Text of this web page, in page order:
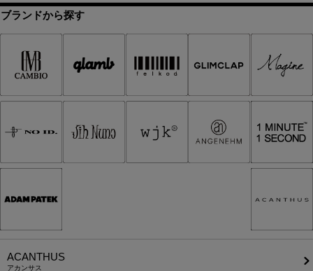
ブランドから探す
ACANTHUS
アカンサス